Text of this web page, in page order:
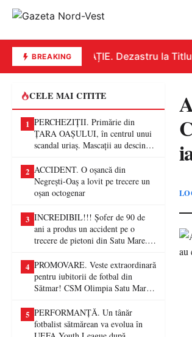
BREAKINGEDUCAȚIE. Dezastru la
CELE MAI CITITE
1 PERCHEZIȚII. Primărie din
ȚARA OAȘULUI, în centrul unui
scandal uriaș. Mascații au descins
fraude de proporții
2 ACCIDENT. O oșancă din
Negrești-Oaș a lovit pe trecere un
oșan octogenar
3 INCREDIBIL!!! Șofer de 90 de
ani a produs un accident pe o
trecere de pietoni din Satu Mare. O
4 PROMOVARE. Veste extraordinară
pentru iubitorii de fotbal din
Sătmar! CSM Olimpia Satu Mare
5 PERFORMANȚĂ. Un tânăr
fotbalist sătmărean va evolua în